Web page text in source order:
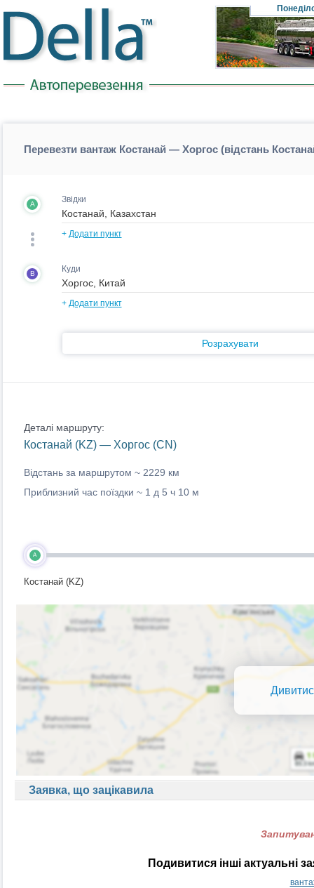
Перевезти вантаж Костанай — Хоргос (відстань
A Звідки
+ Додати пункт
B Куди
+ Додати пункт
Розрахувати
Деталі маршруту:
Костанай (KZ) — Хоргос (CN)
Відстань за маршрутом ~ 2229 км
Приблизний час поїздки ~ 1 д 5 ч 10 м
A
Костанай (KZ)
Заявка, що зацікавила
Подивитися інші актуальні